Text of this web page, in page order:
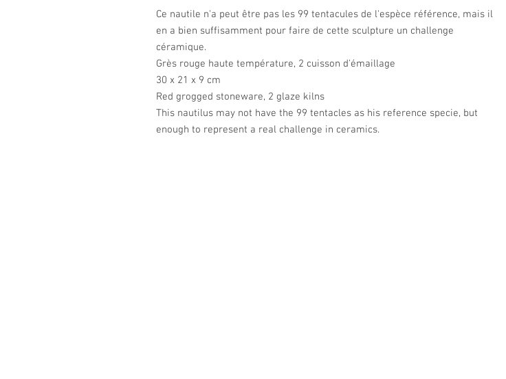
Ce nautile n'a peut être pas les 99 tentacules de l'espèce référence, mais il
en a bien suffisamment pour faire de cette sculpture un challenge
céramique.
Grès rouge haute température, 2 cuisson d'émaillage
30 x 21 x 9 cm
Red grogged stoneware, 2 glaze kilns
This nautilus may not have the 99 tentacles as his reference specie, but
enough to represent a real challenge in ceramics.